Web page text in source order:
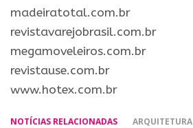
madeiratotal.com.br
revistavarejobrasil.com.br
megamoveleiros.com.br
revistause.com.br
www.hotex.com.br
NOTÍCIAS RELACIONADAS
ARQUITETURA